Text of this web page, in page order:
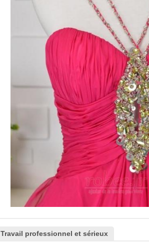
Travail professionnel et sérieux